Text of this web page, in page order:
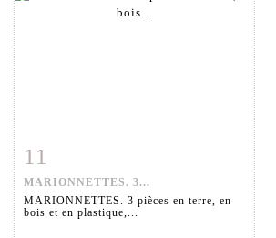
Fiche détaillée
11
MARIONNETTES. 3...
MARIONNETTES. 3 pièces en terre, en
bois et en plastique,...